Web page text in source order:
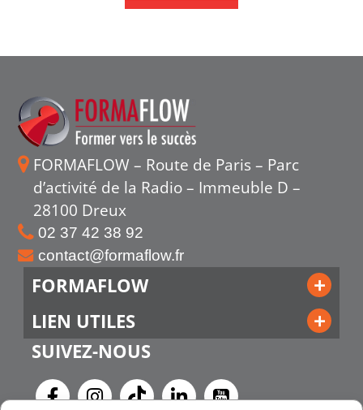
FORMAFLOW – Route de Paris – Parc
d’activité de la Radio – Immeuble D –
28100 Dreux
02 37 42 38 92
contact@formaflow.fr
FORMAFLOW
LIEN UTILES
SUIVEZ-NOUS